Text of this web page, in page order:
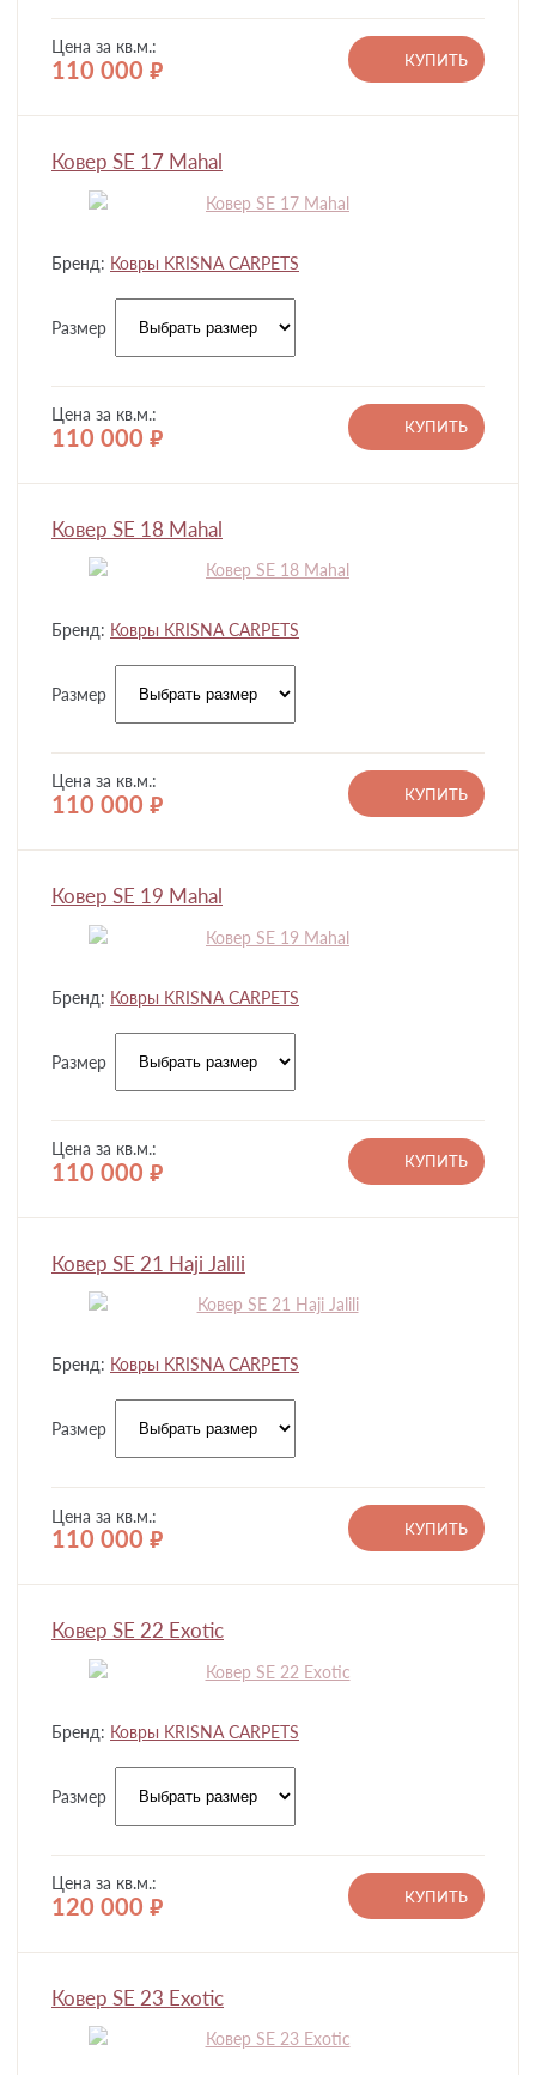
Цена за кв.м.:
110 000 руб.
КУПИТЬ
Ковер SE 17 Mahal
Бренд: Ковры KRISNA CARPETS
Размер
Цена за кв.м.:
110 000 руб.
КУПИТЬ
Ковер SE 18 Mahal
Бренд: Ковры KRISNA CARPETS
Размер
Цена за кв.м.:
110 000 руб.
КУПИТЬ
Ковер SE 19 Mahal
Бренд: Ковры KRISNA CARPETS
Размер
Цена за кв.м.:
110 000 руб.
КУПИТЬ
Ковер SE 21 Haji Jalili
Бренд: Ковры KRISNA CARPETS
Размер
Цена за кв.м.:
110 000 руб.
КУПИТЬ
Ковер SE 22 Exotic
Бренд: Ковры KRISNA CARPETS
Размер
Цена за кв.м.:
120 000 руб.
КУПИТЬ
Ковер SE 23 Exotic